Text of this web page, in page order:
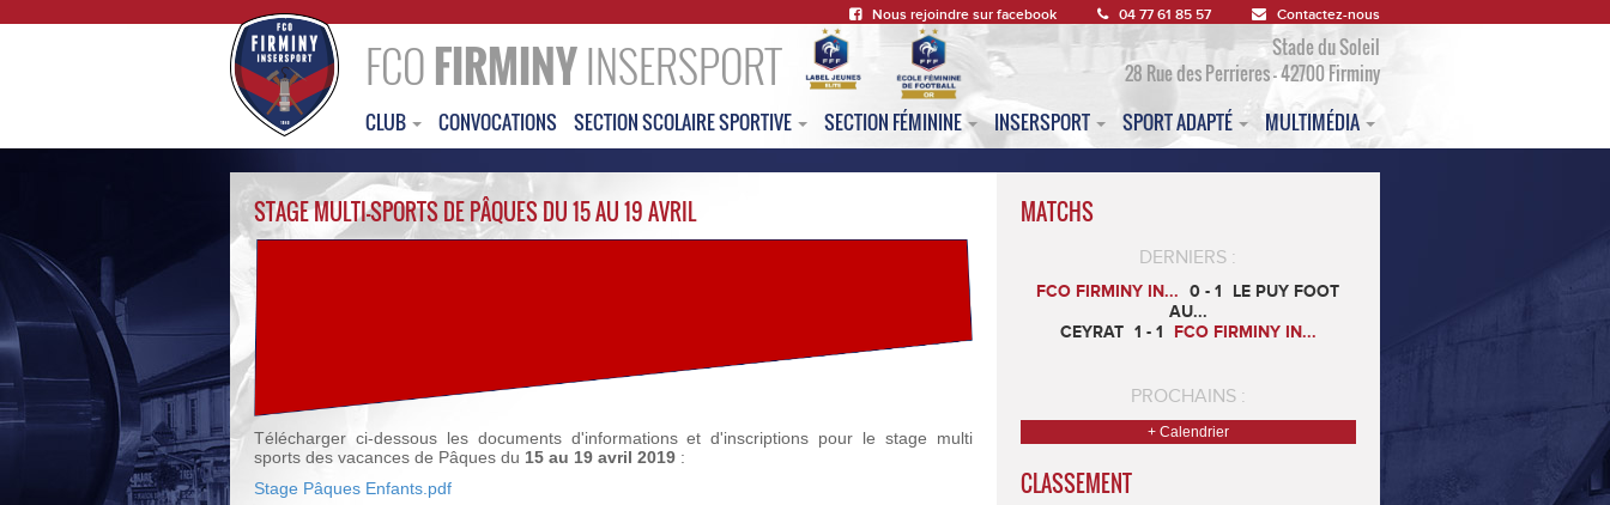
Nous rejoindre sur facebook 04 77 61 85 57 Contactez-nous
FCOFIRMINYINSERSPORT
Stade du Soleil
28 Rue des Perrieres - 42700 Firminy
CLUB CONVOCATIONS SECTION SCOLAIRE SPORTIVE SECTION FÉMININE INSERSPORT SPORT ADAPTÉ MULTIMÉDIA
STAGE MULTI-SPORTS DE PÂQUES DU 15 AU 19 AVRIL
Télécharger ci-dessous les documents d'informations et d'inscriptions pour le stage multi
sports des vacances de Pâques du 15 au 19 avril 2019 :
Stage Pâques Enfants.pdf
MATCHS
DERNIERS :
FCO FIRMINY IN... 0 - 1
LE PUY FOOT
AU...
CEYRAT 1 - 1 FCO FIRMINY IN...
PROCHAINS :
+ Calendrier
CLASSEMENT